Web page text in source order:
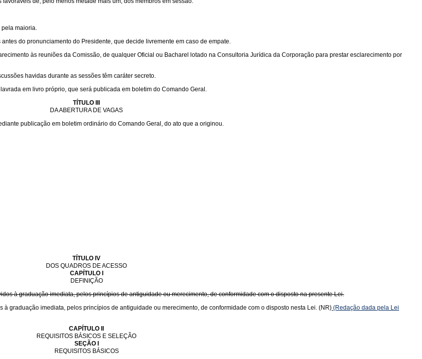
pela maioria.
do pronunciamento do Presidente, que decide livremente em caso de empate.
às reuniões da Comissão, de qualquer Oficial ou Bacharel lotado na Consultoria Jurídica da Corporação para prestar esclarecimento por
havidas durante as sessões têm caráter secreto.
em livro próprio, que será publicada em boletim do Comando Geral.
TÍTULO III
DA ABERTURA DE VAGAS
publicação em boletim ordinário do Comando Geral, do ato que a originou.
TÍTULO IV
DOS QUADROS DE ACESSO
CAPÍTULO I
DEFINIÇÃO
à graduação imediata, pelos princípios de antiguidade ou merecimento, de conformidade com o disposto na presente Lei.
graduação imediata, pelos princípios de antiguidade ou merecimento, de conformidade com o disposto nesta Lei. (NR) (Redação dada pela Lei
CAPÍTULO II
REQUISITOS BÁSICOS E SELEÇÃO
SEÇÃO I
REQUISITOS BÁSICOS